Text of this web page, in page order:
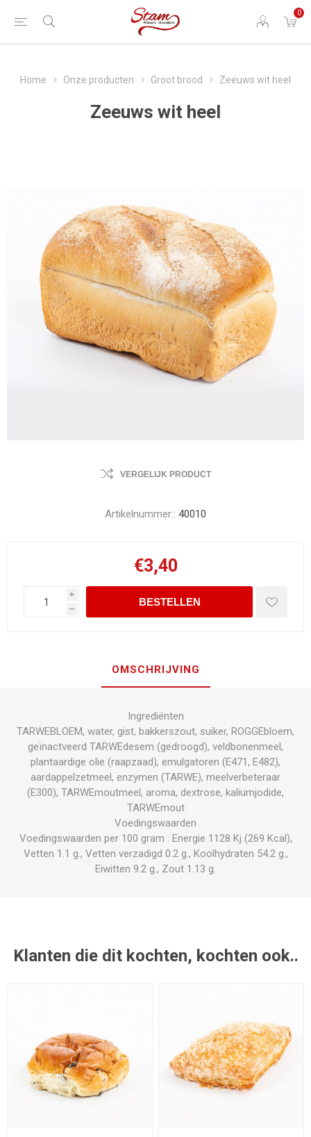
0
Home Onze producten Groot brood Zeeuws wit heel
Zeeuws wit heel
VERGELIJK PRODUCT
Artikelnummer:: 40010
€3,40
i
h
OMSCHRIJVING
Ingrediënten
TARWEBLOEM, water, gist, bakkerszout, suiker, ROGGEbloem,
geïnactveerd TARWEdesem (gedroogd), veldbonenmeel,
plantaardige olie (raapzaad), emulgatoren (E471, E482),
aardappelzetmeel, enzymen (TARWE), meelverbeteraar
(E300), TARWEmoutmeel, aroma, dextrose, kaliumjodide,
TARWEmout
Voedingswaarden
Voedingswaarden per 100 gram : Energie 1128 Kj (269 Kcal),
Vetten 1.1 g., Vetten verzadigd 0.2 g., Koolhydraten 54.2 g.,
Eiwitten 9.2 g., Zout 1.13 g.
Klanten die dit kochten, kochten ook..